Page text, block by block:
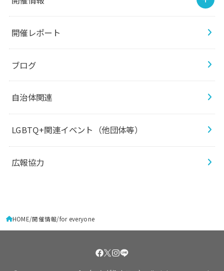
開催レポート
ブログ
自治体関連
LGBTQ+関連イベント（他団体等）
広報協力
HOME 開催情報 for everyone